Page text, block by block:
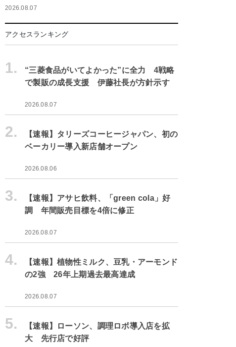
2026.08.07
アクセスランキング
1.
“三菱食品がいてよかった”に全力 4戦略
で製販の成長支援 伊藤社長が方針示す
2026.08.07
2.
【速報】タリーズコーヒージャパン、初の
ベーカリー導入新店舗オープン
2026.08.06
3.
【速報】アサヒ飲料、「green cola」好
調 年間販売目標を4倍に修正
2026.08.07
4.
【速報】植物性ミルク、豆乳・アーモンド
の2強 26年上期過去最高達成
2026.08.07
5.
【速報】ローソン、調理ロボ導入店を拡
大 先行店で好評